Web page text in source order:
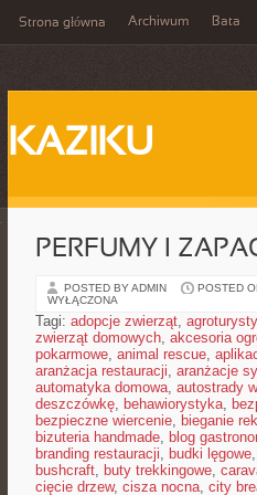
Strona główna Archiwum Bata
KAZIKU
PERFUMY I
POSTED BY ADMIN POSTED
WYŁĄCZONA
Tagi: adopcje zwierząt,
zwierząt domowych, akcesoria
pokarmowe, animal rescue,
aranżacja restauracji, aranżacje
automatyka domowa, autostrady
deszczówkę, behawiorystyka,
bezpieczne wiercenie, bieganie
bizuteria handmade, blog
branding restauracji, budki lęgowe,
bushcraft, buty trekkingowe,
cięcie drzew, cisza nocna, city